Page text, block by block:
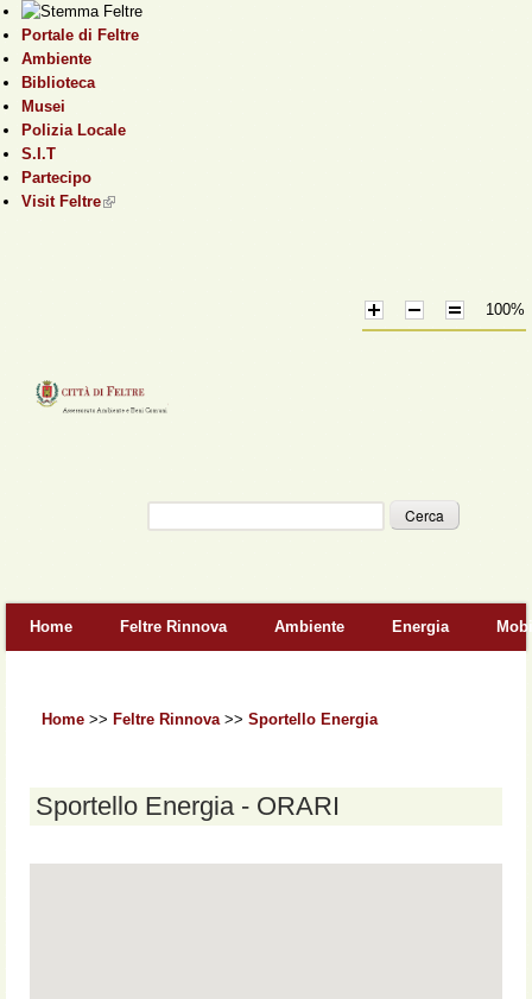
Portale di Feltre
Ambiente
Biblioteca
Musei
Polizia Locale
S.I.T
Partecipo
Visit Feltre(link is external)
100%
Home Feltre Rinnova Ambiente Energia
Home >> Feltre Rinnova >> Sportello Energia
Sportello Energia - ORARI